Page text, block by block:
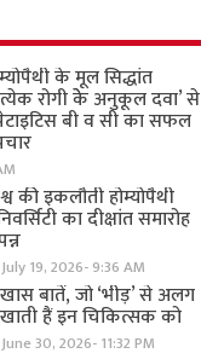
के मूल सिद्धांत
रोगी केे अनुकूल दवा’ से
बी व सी का सफल
की इकलौती होम्योपैथी
का दीक्षांत समारोह
July 19, 2026- 9:36 AM
बातें, जो ‘भीड़’ से अलग
हैं इन चिकित्सक को
June 30, 2026- 11:32 PM